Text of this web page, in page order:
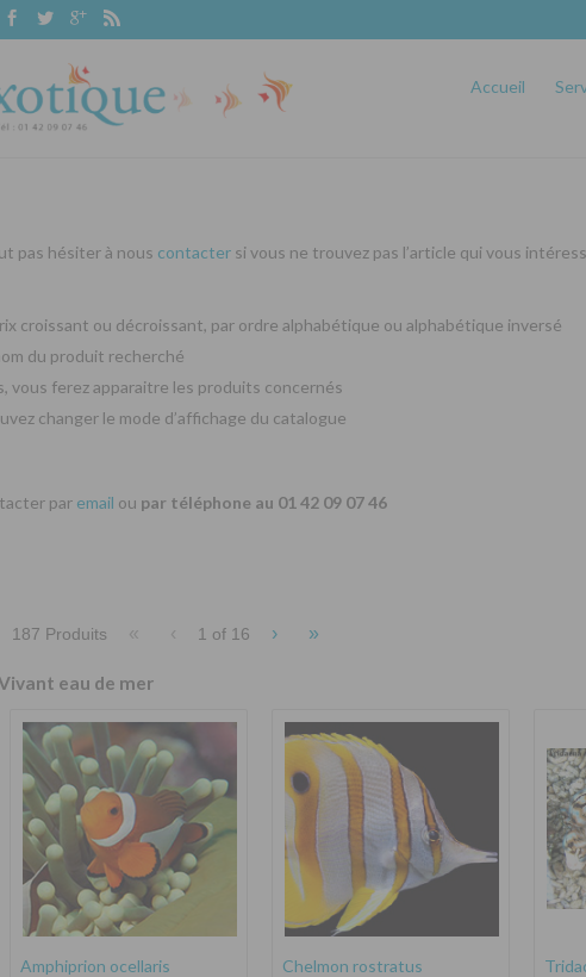
Accueil
pas hésiter à nous contacter si vous ne trouvez pas l’article qui vous
croissant ou décroissant, par ordre alphabétique ou alphabétique inversé
du produit recherché
vous ferez apparaitre les produits concernés
changer le mode d’affichage du catalogue
par email ou par téléphone au 01 42 09 07 46
187 Produits « ‹ 1 of 16 › »
eau de mer
Amphiprion ocellaris Chelmon rostratus